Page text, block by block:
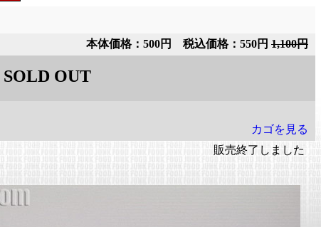
本体価格：500円 税込価格：550円 1,100円
SOLD OUT
カゴを見る
販売終了しました